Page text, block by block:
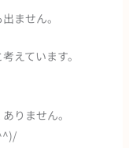
ません。
えています。
りません。